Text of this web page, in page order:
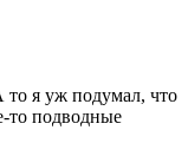
то я уж подумал, что
то подводные